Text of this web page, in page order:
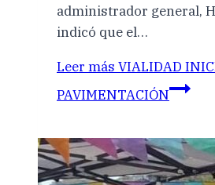
administrador general,
indicó que el…
Leer más VIALIDAD
PAVIMENTACIÓN